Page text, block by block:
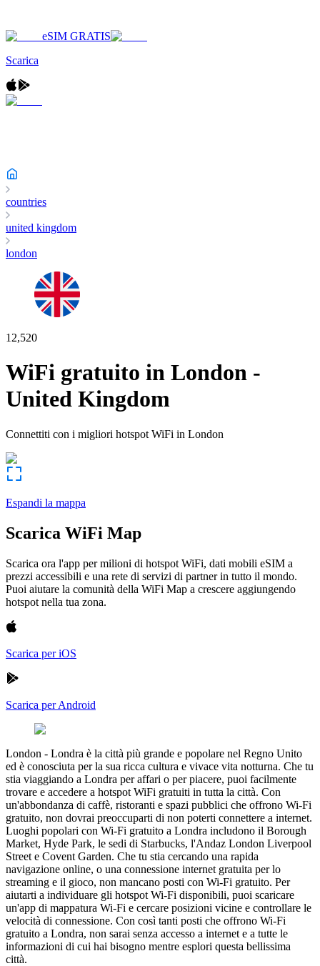
eSIM GRATIS
Scarica
countries
united kingdom
london
12,520
WiFi gratuito in London -
United Kingdom
Connettiti con i migliori hotspot WiFi in London
Espandi la mappa
Scarica WiFi Map
Scarica ora l'app per milioni di hotspot WiFi, dati mobili eSIM a
prezzi accessibili e una rete di servizi di partner in tutto il mondo.
Puoi aiutare la comunità della WiFi Map a crescere aggiungendo
hotspot nella tua zona.
Scarica per iOS
Scarica per Android
London - Londra è la città più grande e popolare nel Regno Unito
ed è conosciuta per la sua ricca cultura e vivace vita notturna. Che tu
stia viaggiando a Londra per affari o per piacere, puoi facilmente
trovare e accedere a hotspot WiFi gratuiti in tutta la città. Con
un'abbondanza di caffè, ristoranti e spazi pubblici che offrono Wi-Fi
gratuito, non dovrai preoccuparti di non poterti connettere a internet.
Luoghi popolari con Wi-Fi gratuito a Londra includono il Borough
Market, Hyde Park, le sedi di Starbucks, l'Andaz London Liverpool
Street e Covent Garden. Che tu stia cercando una rapida
navigazione online, o una connessione internet gratuita per lo
streaming e il gioco, non mancano posti con Wi-Fi gratuito. Per
aiutarti a individuare gli hotspot Wi-Fi disponibili, puoi scaricare
un'app di mappatura Wi-Fi e cercare posizioni vicine e controllare le
velocità di connessione. Con così tanti posti che offrono Wi-Fi
gratuito a Londra, non sarai senza accesso a internet e a tutte le
informazioni di cui hai bisogno mentre esplori questa bellissima
città.